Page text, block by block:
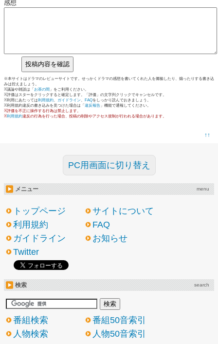
感想
※本サイトはドラマのレビューサイトです。せっかくドラマの感想を書いてくれた人を揶揄したり、煽ったりする書き込
みは控えましょう。
※議論や雑談は「 お茶の間 」をご利用ください。
※評価はスターをクリックすると確定します。「評価」の文字列クリックでキャンセルです。
※利用にあたっては利用規約、 ガイドライン、 FAQをしっかり読んでおきましょう。
※利用規約違反の書き込みを見つけた場合は「 違反報告 」機能で通報してください。
※評価を不正に操作する行為は禁止します。
※利用規約違反の行為を行った場合、投稿の削除やアクセス規制が行われる場合があります。
↑↑
PC用画面に切り替え
メニュー menu
トップページ
サイトについて
利用規約
FAQ
ガイドライン
お知らせ
Twitter
検索 search
番組検索
番組50音索引
人物検索
人物50音索引